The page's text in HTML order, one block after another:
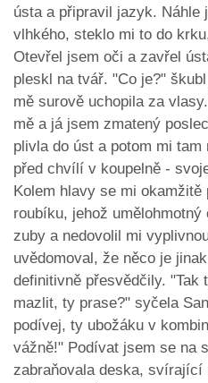
ústa a připravil jazyk.
vlhkého, steklo mi to do
Otevřel jsem oči a zavřel
pleskl na tvář. "Co je?"
mě surově uchopila za
mě a já jsem zmatený
plivla do úst a potom mi
před chvílí v koupelně -
Kolem hlavy se mi
roubíku, jehož
zuby a nedovolil mi
uvědomoval, že něco je
definitivně přesvědčily. "Tak
mazlit, ty prase?" syčela
podívej, ty ubožáku v
vážně!" Podívat jsem se na
zabraňovala deska, svírající